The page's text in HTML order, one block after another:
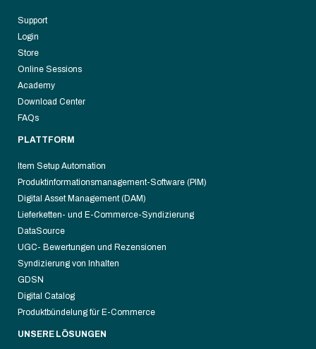
Support
Login
Store
Online Sessions
Academy
Download Center
FAQs
PLATTFORM
Item Setup Automation
Produktinformationsmanagement-Software (PIM)
Digital Asset Management (DAM)
Lieferketten- und E-Commerce-Syndizierung
DataSource
UGC- Bewertungen und Rezensionen
Syndizierung von Inhalten
GDSN
Digital Catalog
Produktbündelung für E-Commerce
UNSERE LÖSUNGEN